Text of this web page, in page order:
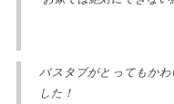
バスタブがとってもか
した！